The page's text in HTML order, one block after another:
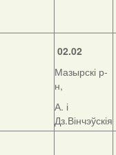
02.02
Мазырскі р-
н,
А. і
Дз.Вінчэўскія